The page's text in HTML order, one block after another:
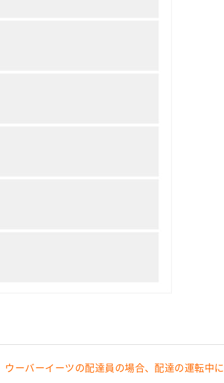
ウーバーイーツの配達員の場合、配達の運転中に